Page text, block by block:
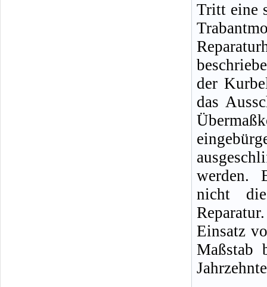
Tritt eine
der
das
werden.
nicht
Einsatz
Maßstab